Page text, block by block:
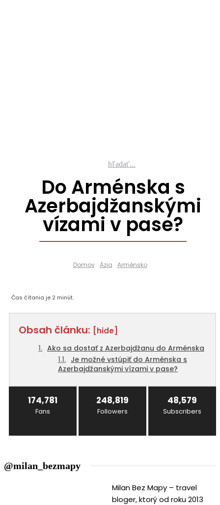
hľadať...
Do Arménska s
Azerbajdžanskými
vízami v pase?
Domov Ázia Arménsko
Čas čítania je 2 minút.
Obsah článku: [hide]
Ako sa dostať z Azerbajdžanu do Arménska
Je možné vstúpiť do Arménska s
Azerbajdžanskými vízami v pase?
174,781
Fans
248,819
Followers
48,579
Subscribers
@milan_bezmapy
Milan Bez Mapy – travel
bloger, ktorý od roku 2013